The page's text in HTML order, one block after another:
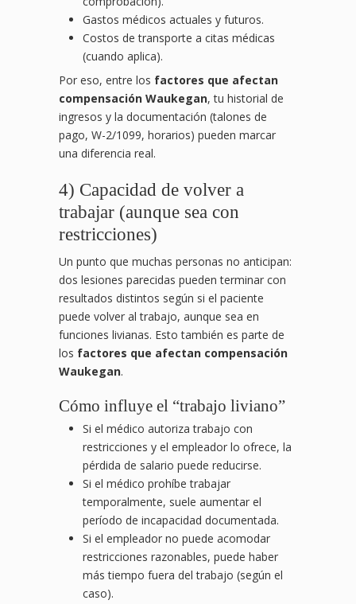
Gastos médicos actuales y futuros.
Costos de transporte a citas médicas
(cuando aplica).
Por eso, entre los factores que afectan
compensación Waukegan, tu historial de
ingresos y la documentación (talones de
pago, W-2/1099, horarios) pueden marcar
una diferencia real.
4) Capacidad de volver a
trabajar (aunque sea con
restricciones)
Un punto que muchas personas no anticipan:
dos lesiones parecidas pueden terminar con
resultados distintos según si el paciente
puede volver al trabajo, aunque sea en
funciones livianas. Esto también es parte de
los factores que afectan compensación
Waukegan.
Cómo influye el “trabajo liviano”
Si el médico autoriza trabajo con
restricciones y el empleador lo ofrece, la
pérdida de salario puede reducirse.
Si el médico prohíbe trabajar
temporalmente, suele aumentar el
período de incapacidad documentada.
Si el empleador no puede acomodar
restricciones razonables, puede haber
más tiempo fuera del trabajo (según el
caso).